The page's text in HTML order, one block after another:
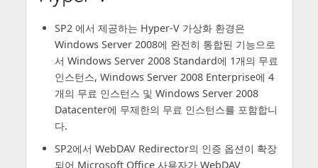
SP2 에서 제공하는 Hyper-V 가상화 환경은
Windows Server 2008에 완전히 통합된 기능으로
서 Windows Server 2008 Standard에 1개의 무료
인스턴스, Windows Server 2008 Enterprise에 4
개의 무료 인스턴스 및 Windows Server 2008
Datacenter에 무제한의 무료 인스턴스를 포함합니
다.
SP2에서 WebDAV Redirector의 인증 옵션이 확장
되어 Microsoft Office 사용자가 WebDAV